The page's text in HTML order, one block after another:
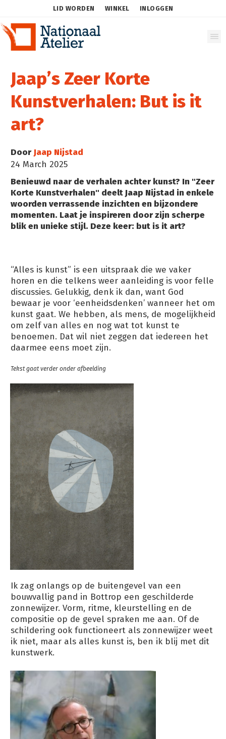
LID WORDEN WINKEL INLOGGEN
Jaap’s Zeer Korte
Kunstverhalen: But is it
art?
Door Jaap Nijstad
24 March 2025
Benieuwd naar de verhalen achter kunst? In "Zeer
Korte Kunstverhalen" deelt Jaap Nijstad in enkele
woorden verrassende inzichten en bijzondere
momenten. Laat je inspireren door zijn scherpe
blik en unieke stijl. Deze keer: but is it art?
“Alles is kunst” is een uitspraak die we vaker
horen en die telkens weer aanleiding is voor felle
discussies. Gelukkig, denk ik dan, want God
bewaar je voor ‘eenheidsdenken’ wanneer het om
kunst gaat. We hebben, als mens, de mogelijkheid
om zelf van alles en nog wat tot kunst te
benoemen. Dat wil niet zeggen dat iedereen het
daarmee eens moet zijn.
Tekst gaat verder onder afbeelding
Ik zag onlangs op de buitengevel van een
bouwvallig pand in Bottrop een geschilderde
zonnewijzer. Vorm, ritme, kleurstelling en de
compositie op de gevel spraken me aan. Of de
schildering ook functioneert als zonnewijzer weet
ik niet, maar als alles kunst is, ben ik blij met dit
kunstwerk.